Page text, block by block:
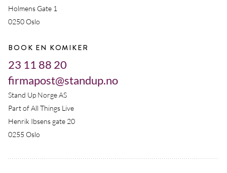
Holmens Gate 1
0250 Oslo
BOOK EN KOMIKER
23 11 88 20
firmapost@standup.no
Stand Up Norge AS
Part of All Things Live
Henrik Ibsens gate 20
0255 Oslo